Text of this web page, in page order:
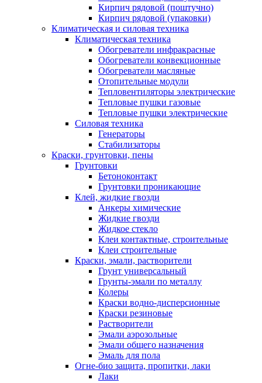
Кирпич рядовой (поштучно)
Кирпич рядовой (упаковки)
Климатическая и силовая техника
Климатическая техника
Обогреватели инфракрасные
Обогреватели конвекционные
Обогреватели масляные
Отопительные модули
Тепловентиляторы электрические
Тепловые пушки газовые
Тепловые пушки электрические
Силовая техника
Генераторы
Стабилизаторы
Краски, грунтовки, пены
Грунтовки
Бетоноконтакт
Грунтовки проникающие
Клей, жидкие гвозди
Анкеры химические
Жидкие гвозди
Жидкое стекло
Клеи контактные, строительные
Клеи строительные
Краски, эмали, растворители
Грунт универсальный
Грунты-эмали по металлу
Колеры
Краски водно-дисперсионные
Краски резиновые
Растворители
Эмали аэрозольные
Эмали общего назначения
Эмаль для пола
Огне-био защита, пропитки, лаки
Лаки